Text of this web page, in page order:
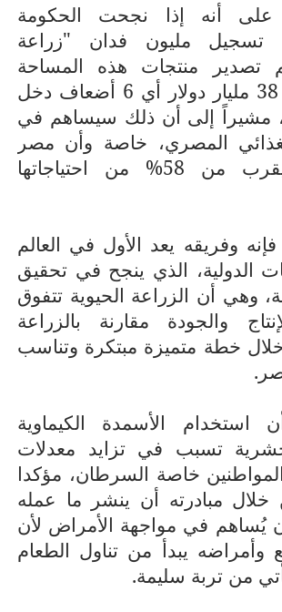
أنه إذا نجحت الحكومة
تسجيل مليون فدان "زراعة
تصدير منتجات هذه المساحة
سيكون العائد 38 مليار دولار أي 6 أضعاف دخل
مشيراً إلى أن ذلك سيساهم في
المصري، خاصة وأن مصر
تستورد ما يقرب من 58% من احتياجاتها
وفريقه يعد الأول في العالم
الدولية، الذي ينجح في تحقيق
وهي أن الزراعة الحيوية تتفوق
والجودة مقارنة بالزراعة
خلال خطة متميزة مبتكرة وتناسب
الأسمدة الكيماوية
تسبب في تزايد معدلات
خاصة السرطان، مؤكدا
خلال مبادرته أن ينشر ما عمله
يُساهم في مواجهة الأمراض لأن
وأمراضه يبدأ من تناول الطعام
من تربة سليمة.